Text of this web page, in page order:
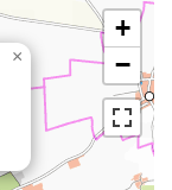
×
+
−